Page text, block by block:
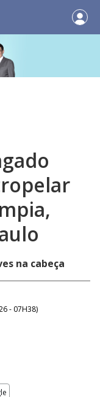
na cabeça
- 07H38)